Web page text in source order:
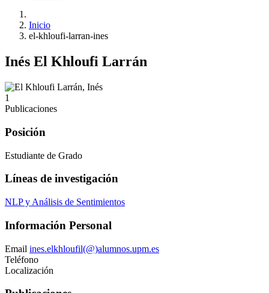
Inicio
el-khloufi-larran-ines
Inés El Khloufi Larrán
1
Publicaciones
Posición
Estudiante de Grado
Líneas de investigación
NLP y Análisis de Sentimientos
Información Personal
Email ines.elkhloufil(@)alumnos.upm.es
Teléfono
Localización